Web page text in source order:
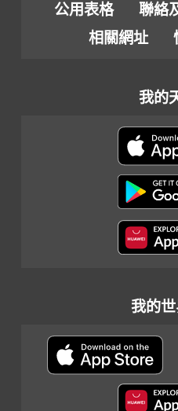
公用表格 聯絡
相關網址
我的
我的